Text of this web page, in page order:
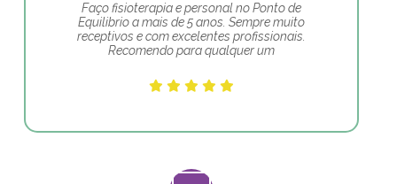
Faço fisioterapia e personal no Ponto de
Equilibrio a mais de 5 anos. Sempre muito
receptivos e com excelentes profissionais.
Recomendo para qualquer um